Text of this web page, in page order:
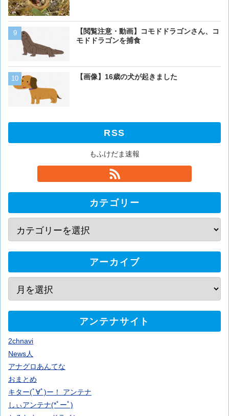
【閲覧注意・動画】コモドドラゴンさん、コ
モドドラゴンを捕食
【画像】16歳の犬が起きました
【画像】イッヌ、リモコ
を切る
【動画】男性、ロバにちょ
RSS
もふけだま速報
カテゴリー
アーカイブ
アンテナサイト
2chnavi
News人
アナグロあんてな
おまとめ
キター(ﾟ∀ﾟ)ー！ アンテナ
しぃアンテナ(*ﾟーﾟ)